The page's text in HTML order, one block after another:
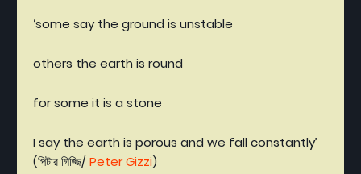
‘some say the ground is unstable
others the earth is round
for some it is a stone
I say the earth is porous and we fall constantly’
(পিটারগিজ্জি/Peter Gizzi)